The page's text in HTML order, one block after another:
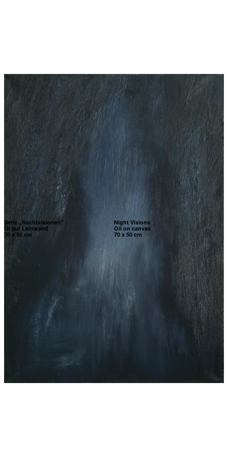
Serie „Nachtvisionen“
Öl auf Leinwand
70 x 50 cm
Night Visions
Oil on canvas
70 x 50 cm